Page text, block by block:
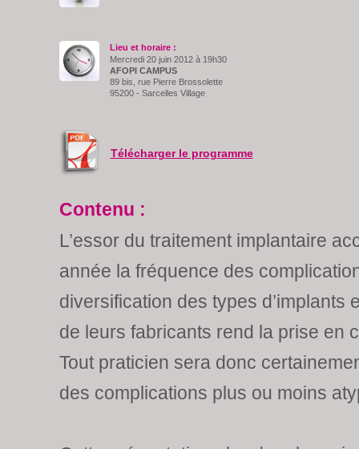
Lieu et horaire :
Mercredi 20 juin 2012 à 19h30
AFOPI CAMPUS
89 bis, rue Pierre Brossolette
95200 - Sarcelles Village
Télécharger le programme
Contenu :
L’essor du traitement implantaire
année la fréquence des
diversification des types d’implants
de leurs fabricants rend la prise en
Tout praticien sera donc
des complications plus ou moins